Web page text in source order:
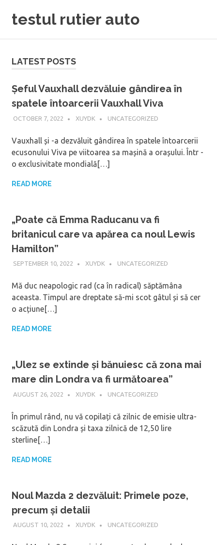
testul rutier auto
LATEST POSTS
Șeful Vauxhall dezvăluie gândirea în
spatele întoarcerii Vauxhall Viva
OCTOBER 7, 2022 XUYDK UNCATEGORIZED
Vauxhall și -a dezvăluit gândirea în spatele întoarcerii
ecusonului Viva pe viitoarea sa mașină a orașului. Într -
o exclusivitate mondială[…]
READ MORE
„Poate că Emma Raducanu va fi
britanicul care va apărea ca noul Lewis
Hamilton”
SEPTEMBER 10, 2022 XUYDK UNCATEGORIZED
Mă duc neapologic rad (ca în radical) săptămâna
aceasta. Timpul are dreptate să-mi scot gâtul și să cer
o acțiune[…]
READ MORE
„Ulez se extinde și bănuiesc că zona mai
mare din Londra va fi următoarea”
AUGUST 26, 2022 XUYDK UNCATEGORIZED
În primul rând, nu vă copilați că zilnic de emisie ultra-
scăzută din Londra și taxa zilnică de 12,50 lire
sterline[…]
READ MORE
Noul Mazda 2 dezvăluit: Primele poze,
precum și detalii
AUGUST 10, 2022 XUYDK UNCATEGORIZED